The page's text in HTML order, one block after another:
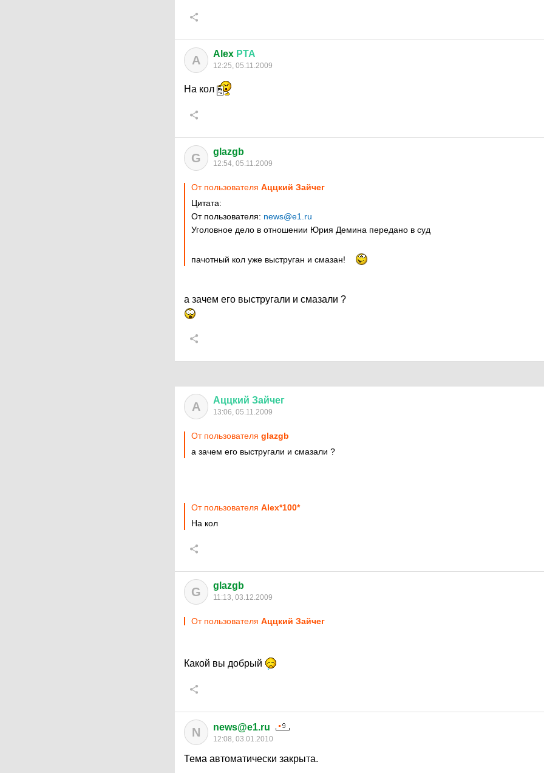
A Alex РТА
12:25, 05.11.2009
На кол
G glazgb
12:54, 05.11.2009
От пользователя Аццкий Зайчег
Цитата:
От пользователя: news@e1.ru
Уголовное дело в отношении Юрия Демина передано в суд
пачотный кол уже выструган и смазан!
а зачем его выстругали и смазали ?
А Аццкий Зайчег
13:06, 05.11.2009
От пользователя glazgb
а зачем его выстругали и смазали ?
От пользователя Alex*100*
На кол
G glazgb
11:13, 03.12.2009
От пользователя Аццкий Зайчег
Какой вы добрый
N news@e1.ru
12:08, 03.01.2010
Тема автоматически закрыта.